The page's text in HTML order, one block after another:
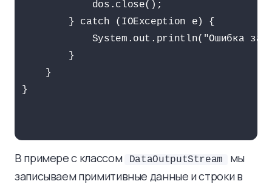
            dos.close();
        } catch (IOException e) {
System.out.println("Ошибка
        }
    }
}
В примере с классом DataOutputStream
мы
записываем примитивные данные и строки в